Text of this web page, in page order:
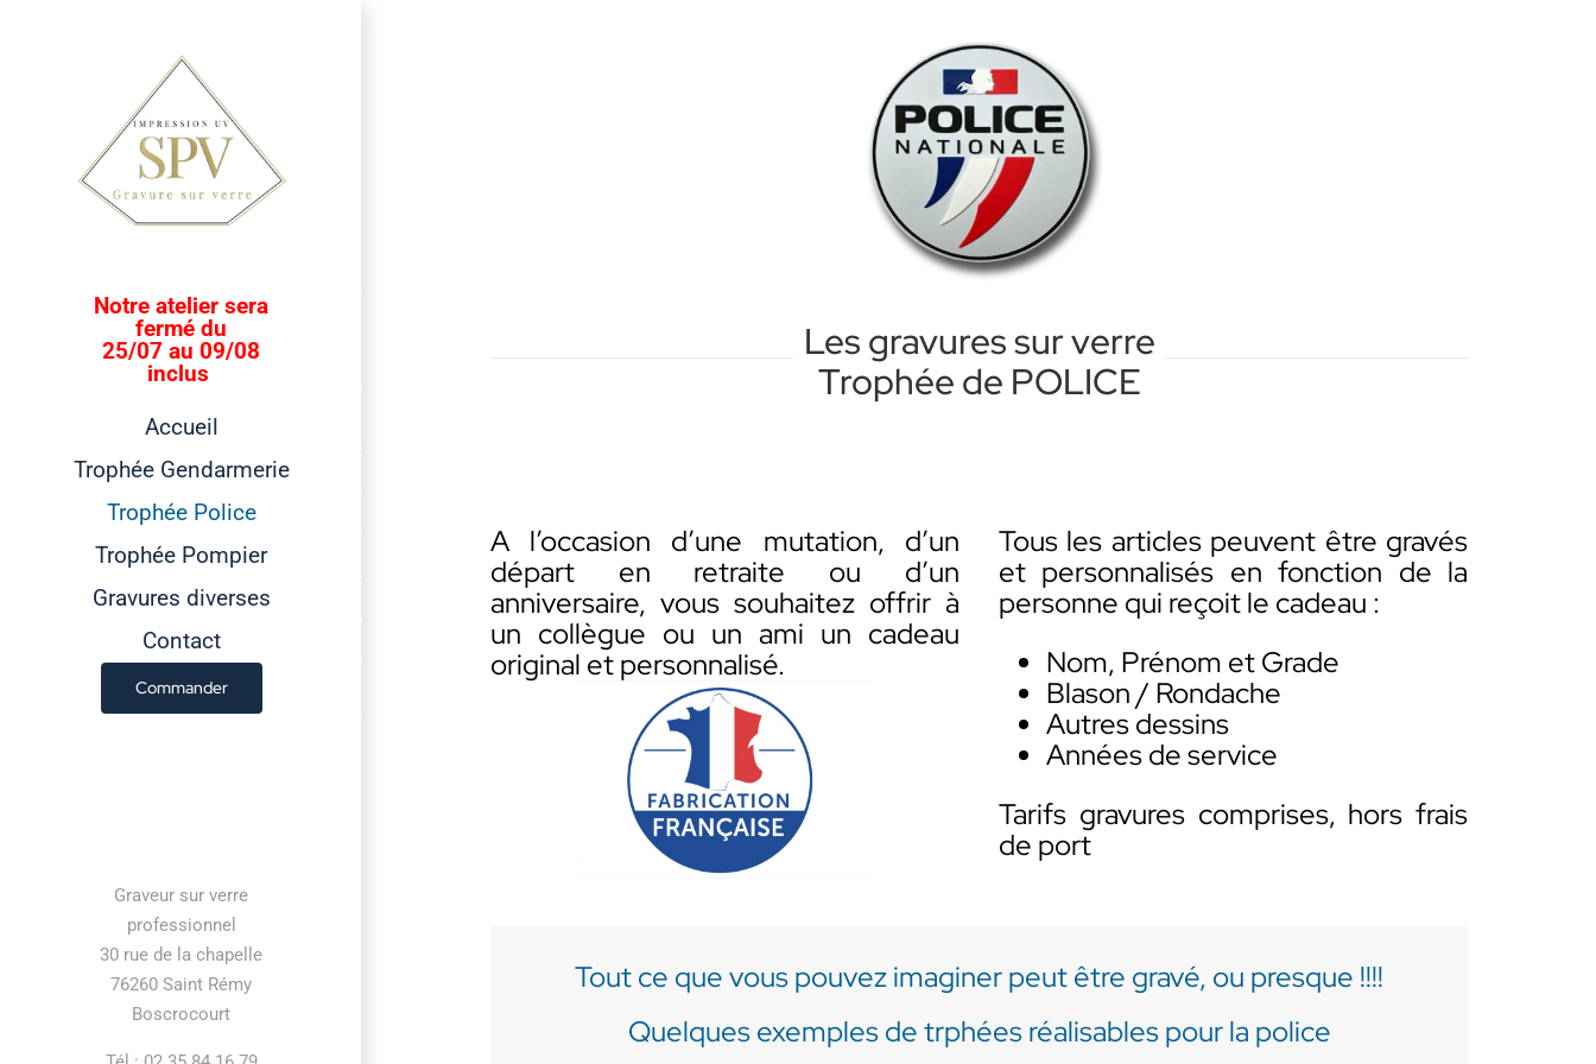
Notre atelier sera
fermé du
25/07 au 09/08
inclus
Accueil
Trophée Gendarmerie
Trophée Police
Trophée Pompier
Gravures diverses
Contact
Commander
Graveur sur verre
professionnel
30 rue de la chapelle
76260 Saint Rémy
Boscrocourt
Les gravures sur verre
Trophée de POLICE
A l’occasion d’une mutation, d’un
départ en retraite ou d’un
anniversaire, vous souhaitez offrir à
un collègue ou un ami un cadeau
original et personnalisé.
Tous les articles peuvent être gravés
et personnalisés en fonction de la
personne qui reçoit le cadeau :
Nom, Prénom et Grade
Blason / Rondache
Autres dessins
Années de service
Tarifs gravures comprises, hors frais
de port
Tout ce que vous pouvez imaginer peut être gravé, ou presque !!!!
Quelques exemples de trphées réalisables pour la police